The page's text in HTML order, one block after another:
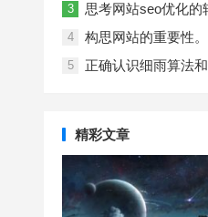
3 思考网站seo优化的
4 构思网站的重要性。
5 正确认识细雨算法
精彩文章